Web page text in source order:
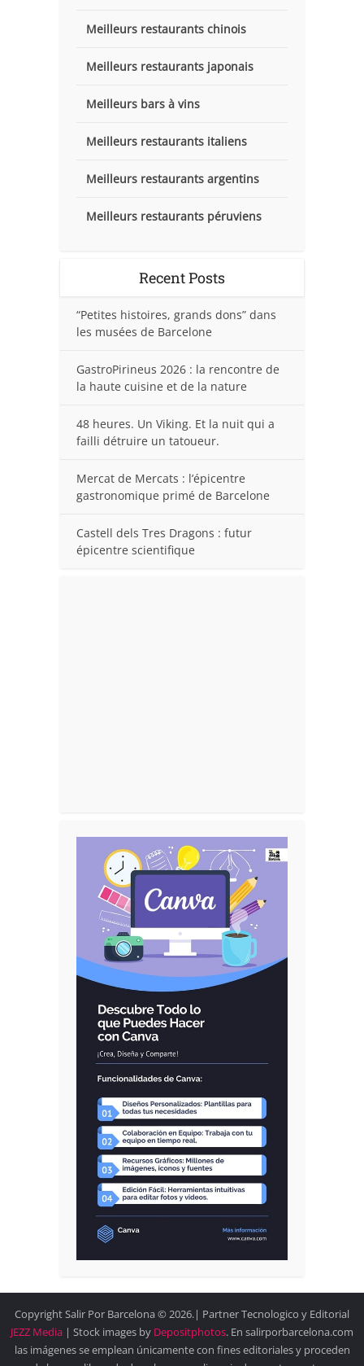
Meilleurs restaurants chinois
Meilleurs restaurants japonais
Meilleurs bars à vins
Meilleurs restaurants italiens
Meilleurs restaurants argentins
Meilleurs restaurants péruviens
Recent Posts
“Petites histoires, grands dons” dans
les musées de Barcelone
GastroPirineus 2026 : la rencontre de
la haute cuisine et de la nature
48 heures. Un Viking. Et la nuit qui a
failli détruire un tatoueur.
Mercat de Mercats : l’épicentre
gastronomique primé de Barcelone
Castell dels Tres Dragons : futur
épicentre scientifique
Copyright Salir Por Barcelona © 2026.| Partner Tecnologico y Editorial
JEZZ Media | Stock images by Depositphotos. En salirporbarcelona.com
las imágenes se emplean únicamente con fines editoriales y proceden